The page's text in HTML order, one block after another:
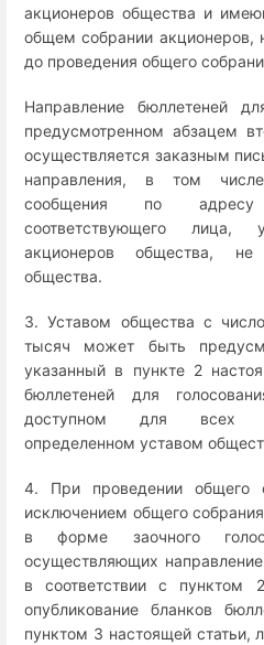
акционеров общества и
общем собрании акционеров,
до проведения общего
Направление бюллетеней
предусмотренном абзацем
осуществляется заказным
направления, в том
сообщения по адресу
соответствующего лица,
акционеров общества, не
общества.
3. Уставом общества с
тысяч может быть
указанный в пункте 2
бюллетеней для
доступном для всех
определенном уставом
4. При проведении общего
исключением общего
в форме заочного
осуществляющих
в соответствии с пунктом
опубликование бланков
пунктом 3 настоящей статьи,